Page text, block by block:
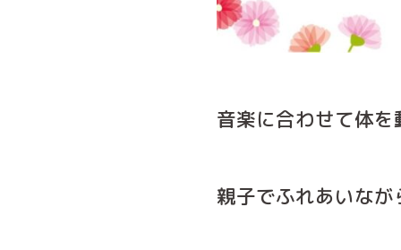
音楽に合わせて体
親子でふれあいな